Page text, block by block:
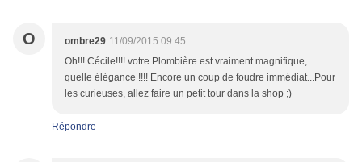
O ombre29 11/09/2015 09:45
Oh!!! Cécile!!!! votre Plombière est vraiment magnifique,
quelle élégance !!!! Encore un coup de foudre immédiat...Pour
les curieuses, allez faire un petit tour dans la shop ;)
Répondre